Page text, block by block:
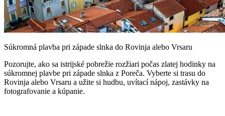
Súkromná plavba pri západe slnka do Rovinja alebo Vrsaru
Pozorujte, ako sa istrijské pobrežie rozžiari počas zlatej hodinky na
súkromnej plavbe pri západe slnka z Poreča. Vyberte si trasu do
Rovinja alebo Vrsaru a užite si hudbu, uvítací nápoj, zastávky na
fotografovanie a kúpanie.